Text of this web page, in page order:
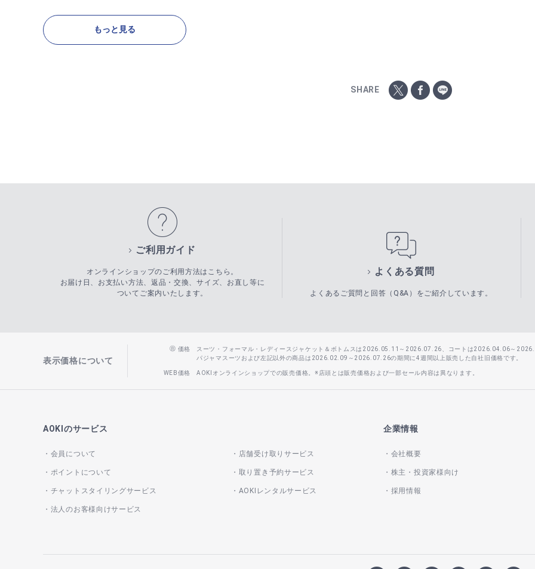
もっと見る
SHARE
ご利用ガイド
オンラインショップのご利用方法はこちら。
お届け日、お支払い方法、返品・交換、サイズ、お直し等に
ついてご案内いたします。
よくある質問
よくあるご質問と回答（Q&A）をご紹介しています。
表示価格について
価格
スーツ・フォーマル・レディースジャケット＆ボトムスは2026.05.11～2026.07.26、コートは2026.04.06～
パジャマスーツおよび左記以外の商品は2026.02.09～2026.07.26の期間に4週間以上販売した自社旧価格です。
WEB価格 AOKIオンラインショップでの販売価格。※店頭とは販売価格および一部セール内容は異なります。
AOKIのサービス
会員について
ポイントについて
チャットスタイリングサービス
店舗受け取りサービス
取り置き予約サービス
AOKIレンタルサービス
法人のお客様向けサービス
企業情報
会社概要
株主・投資家様向け
採用情報